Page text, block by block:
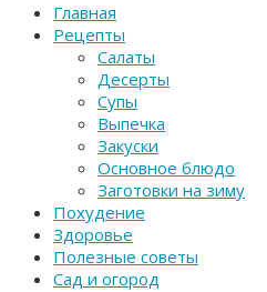
Главная
Рецепты
Салаты
Десерты
Супы
Выпечка
Закуски
Основное блюдо
Заготовки на зиму
Похудение
Здоровье
Полезные советы
Сад и огород